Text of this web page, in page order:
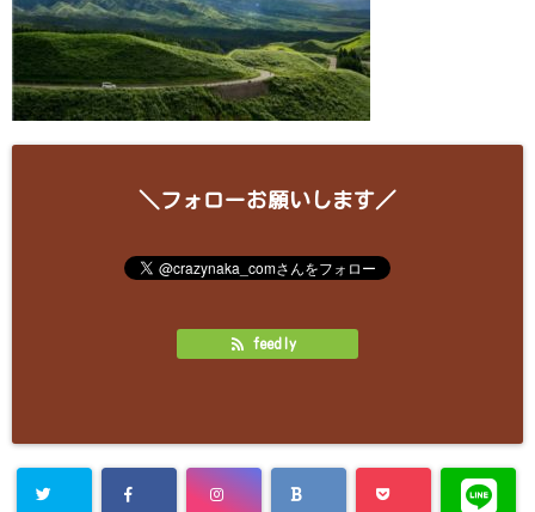
＼フォローお願いします／
feedly